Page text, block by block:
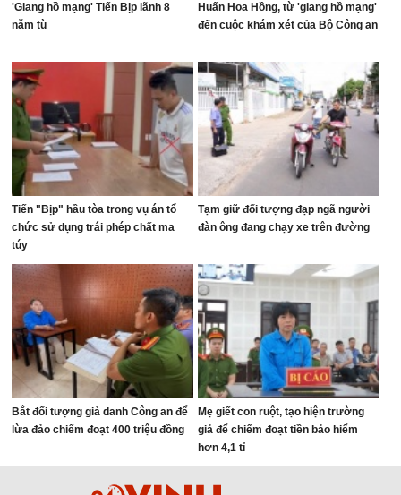
'Giang hồ mạng' Tiến Bịp lãnh 8
năm tù
Huấn Hoa Hồng, từ 'giang hồ mạng'
đến cuộc khám xét của Bộ Công an
Tiến "Bịp" hầu tòa trong vụ án tổ
chức sử dụng trái phép chất ma
túy
Tạm giữ đối tượng đạp ngã người
đàn ông đang chạy xe trên đường
Bắt đối tượng giả danh Công an để
lừa đảo chiếm đoạt 400 triệu đồng
Mẹ giết con ruột, tạo hiện trường
giả để chiếm đoạt tiền bảo hiểm
hơn 4,1 tỉ